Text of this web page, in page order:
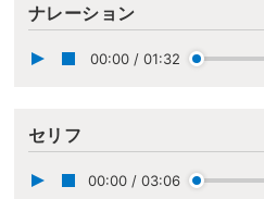
ナレーション
00:00 / 01:32
セリフ
00:00 / 03:06